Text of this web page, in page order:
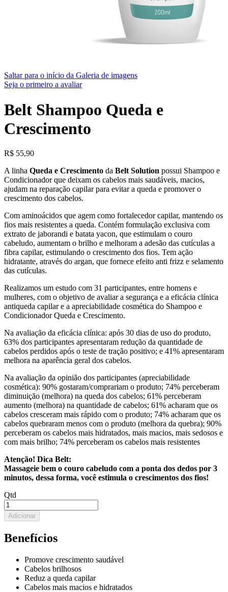
Saltar para o início da Galeria de imagens
Seja o primeiro a avaliar
Belt Shampoo Queda e
Crescimento
R$ 55,90
A linha Queda e Crescimento da Belt Solution possui Shampoo e
Condicionador que deixam os cabelos mais saudáveis, macios,
ajudam na reparação capilar para evitar a queda e promover o
crescimento dos cabelos.
Com aminoácidos que agem como fortalecedor capilar, mantendo os
fios mais resistentes a queda. Contém formulação exclusiva com
extrato de jaborandi e batata yacon, que estimulam o couro
cabeludo, aumentam o brilho e melhoram a adesão das cutículas a
fibra capilar, estimulando o crescimento dos fios. Tem ação
hidratante, através do argan, que fornece efeito anti frizz e selamento
das cutículas.
Realizamos um estudo com 31 participantes, entre homens e
mulheres, com o objetivo de avaliar a segurança e a eficácia clínica
antiqueda capilar e a apreciabilidade cosmética do Shampoo e
Condicionador Queda e Crescimento.
Na avaliação da eficácia clínica: após 30 dias de uso do produto,
63% dos participantes apresentaram redução da quantidade de
cabelos perdidos após o teste de tração positivo; e 41% apresentaram
melhora na aparência geral dos cabelos.
Na avaliação da opinião dos participantes (apreciabilidade
cosmética): 90% gostaram/comprariam o produto; 74% perceberam
diminuição (melhora) na queda dos cabelos; 61% perceberam
aumento (melhora) na quantidade de cabelos; 61% acharam que os
cabelos cresceram mais rápido com o produto; 74% acharam que os
cabelos quebraram menos com o produto (melhora da quebra); 90%
perceberam os cabelos mais hidratados, mais macios, mais sedosos e
com mais brilho; 74% perceberam os cabelos mais resistentes
Atenção! Dica Belt:
Massageie bem o couro cabeludo com a ponta dos dedos por 3
minutos, dessa forma, você estimula o crescimentos dos fios!
Qtd
Adicionar
Benefícios
Promove crescimento saudável
Cabelos brilhosos
Reduz a queda capilar
Cabelos mais macios e hidratados